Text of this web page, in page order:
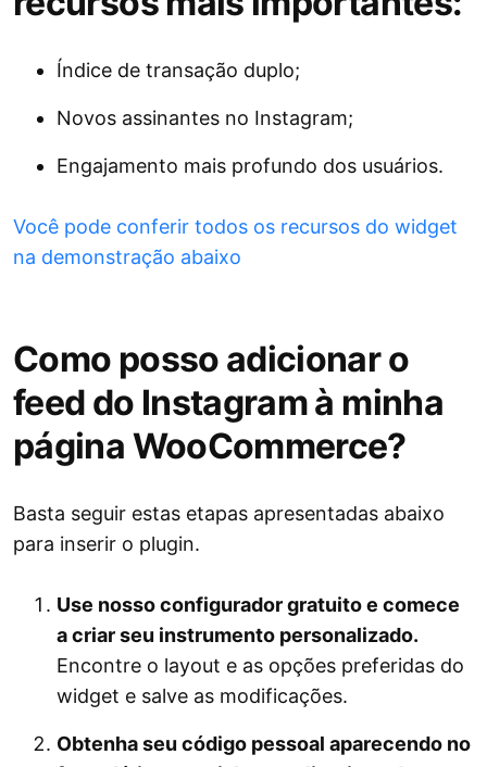
Índice de transação duplo;
Novos assinantes no Instagram;
Engajamento mais profundo dos usuários.
Você pode conferir todos os recursos do widget
na demonstração abaixo
Como posso adicionar o
feed do Instagram à minha
página WooCommerce?
Basta seguir estas etapas apresentadas abaixo
para inserir o plugin.
Use nosso configurador gratuito e comece
a criar seu instrumento personalizado.
Encontre o layout e as opções preferidas do
widget e salve as modificações.
Obtenha seu código pessoal aparecendo no